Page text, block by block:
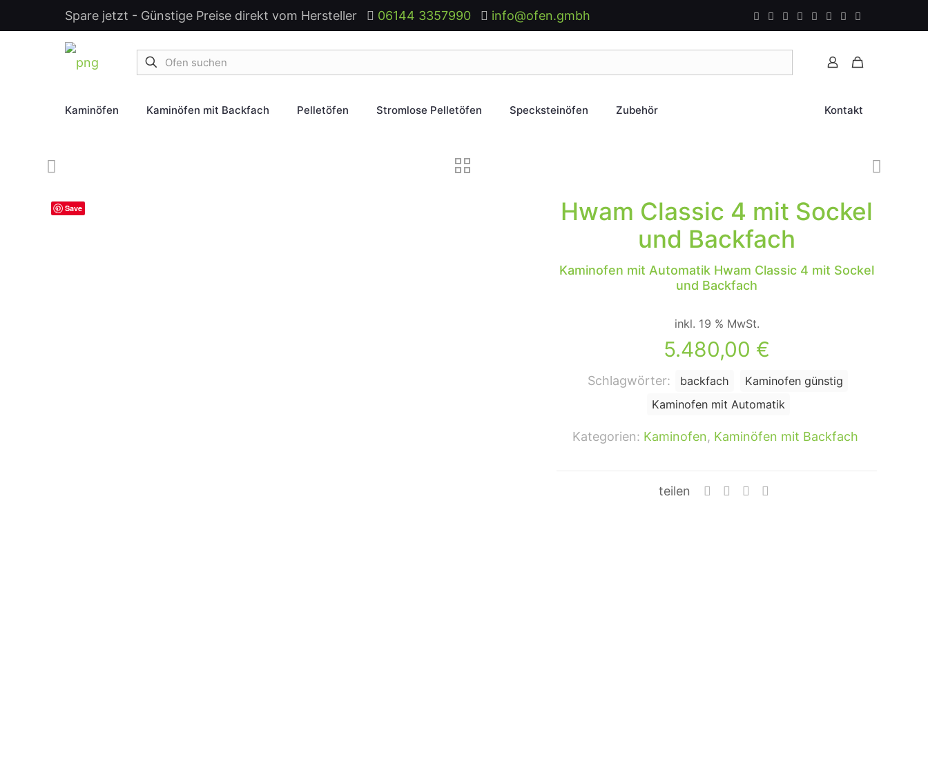
Spare jetzt - Günstige Preise direkt vom Hersteller 06144 3357990 info@ofen.gmbh
Kaminöfen Kaminöfen mit Backfach Pelletöfen Stromlose Pelletöfen Specksteinöfen Zubehör Kontakt
Save
Hwam Classic 4 mit Sockel
und Backfach
Kaminofen mit Automatik Hwam Classic 4 mit Sockel
und Backfach
inkl. 19 % MwSt.
5.480,00 €
Kategorien: Kaminofen, Kaminöfen mit Backfach
Schlagwörter: backfach
Kaminofen günstig
Kaminofen mit Automatik
teilen